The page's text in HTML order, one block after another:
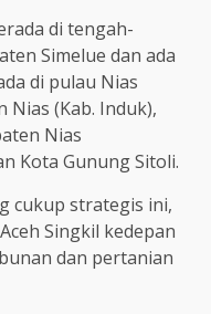
di tengah-
Simelue dan ada
di pulau Nias
Nias (Kab. Induk),
Nias
Kota Gunung Sitoli.
cukup strategis ini,
Singkil kedepan
dan pertanian